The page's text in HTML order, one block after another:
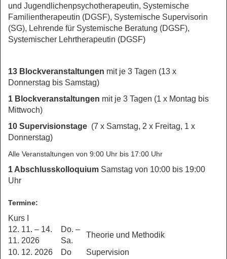
und Jugendlichenpsychotherapeutin, Systemische
Familientherapeutin (DGSF), Systemische Supervisorin
(SG), Lehrende für Systemische Beratung (DGSF),
Systemischer Lehrtherapeutin (DGSF)
13 Blockveranstaltungen mit je 3 Tagen (13 x
Donnerstag bis Samstag)
1 Blockveranstaltungen mit je 3 Tagen (1 x Montag bis
Mittwoch)
10 Supervisionstage (7 x Samstag, 2 x Freitag, 1 x
Donnerstag)
Alle Veranstaltungen von 9:00 Uhr bis 17:00 Uhr
1 Abschlusskolloquium Samstag von 10:00 bis 19:00
Uhr
Termine:
Kurs I
12. 11. – 14.
11. 2026
Do. –
Sa.
Theorie und Methodik
10. 12. 2026
Do
Supervision